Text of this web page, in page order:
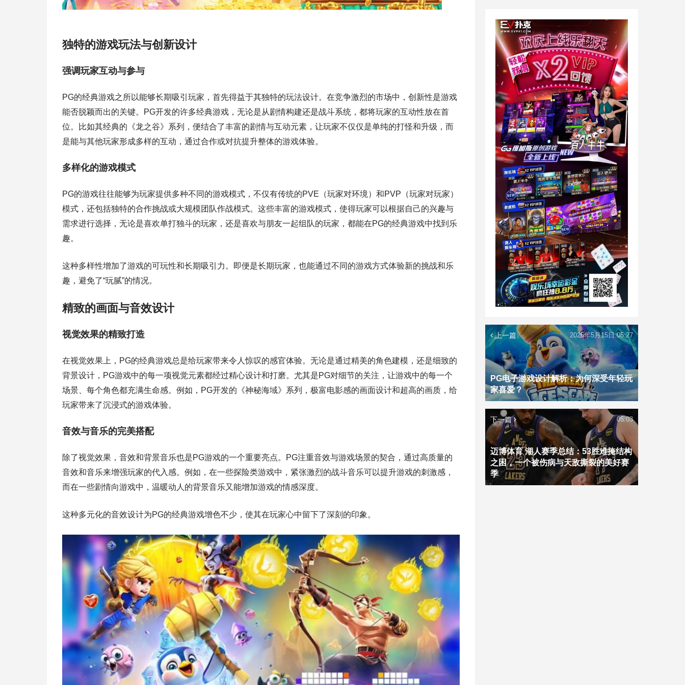
独特的游戏玩法与创新设计
强调玩家互动与参与
PG的经典游戏之所以能够长期吸引玩家，首先得益于其独特的玩法设计。在竞争激烈的市场中，创新性是游戏
能否脱颖而出的关键。PG开发的许多经典游戏，无论是从剧情构建还是战斗系统，都将玩家的互动性放在首
位。比如其经典的《龙之谷》系列，便结合了丰富的剧情与互动元素，让玩家不仅仅是单纯的打怪和升级，而
是能与其他玩家形成多样的互动，通过合作或对抗提升整体的游戏体验。
多样化的游戏模式
PG的游戏往往能够为玩家提供多种不同的游戏模式，不仅有传统的PVE（玩家对环境）和PVP（玩家对玩家）
模式，还包括独特的合作挑战或大规模团队作战模式。这些丰富的游戏模式，使得玩家可以根据自己的兴趣与
需求进行选择，无论是喜欢单打独斗的玩家，还是喜欢与朋友一起组队的玩家，都能在PG的经典游戏中找到乐
趣。
这种多样性增加了游戏的可玩性和长期吸引力。即便是长期玩家，也能通过不同的游戏方式体验新的挑战和乐
趣，避免了“玩腻”的情况。
精致的画面与音效设计
视觉效果的精致打造
在视觉效果上，PG的经典游戏总是给玩家带来令人惊叹的感官体验。无论是通过精美的角色建模，还是细致的
背景设计，PG游戏中的每一项视觉元素都经过精心设计和打磨。尤其是PG对细节的关注，让游戏中的每一个
场景、每个角色都充满生命感。例如，PG开发的《神秘海域》系列，极富电影感的画面设计和超高的画质，给
玩家带来了沉浸式的游戏体验。
音效与音乐的完美搭配
除了视觉效果，音效和背景音乐也是PG游戏的一个重要亮点。PG注重音效与游戏场景的契合，通过高质量的
音效和音乐来增强玩家的代入感。例如，在一些探险类游戏中，紧张激烈的战斗音乐可以提升游戏的刺激感，
而在一些剧情向游戏中，温暖动人的背景音乐又能增加游戏的情感深度。
这种多元化的音效设计为PG的经典游戏增色不少，使其在玩家心中留下了深刻的印象。
上一篇
PG电子游戏设计解析：为何深受年轻玩
家喜爱？
2026年5月15日 05:27
下一篇
迈博体育 湖人赛季总结：53胜难掩结构
之困，一个被伤病与天敌撕裂的美好赛
季
05:03